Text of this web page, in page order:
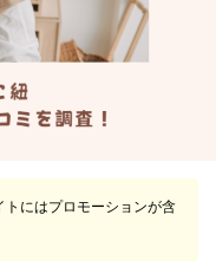
にはプロモーションが含